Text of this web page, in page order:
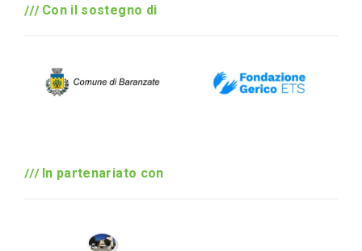
Con il sostegno di
In partenariato con